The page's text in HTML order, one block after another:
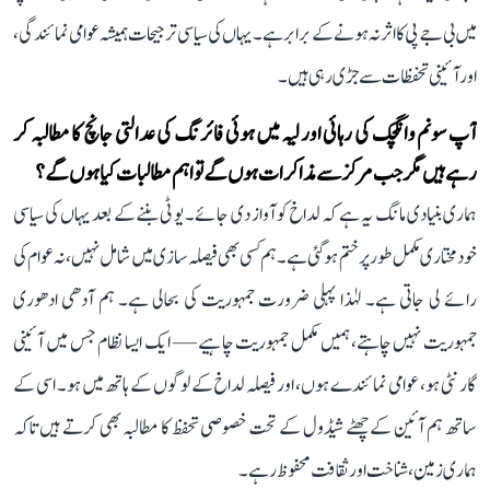
میں بی جے پی کا اثر نہ ہونے کے برابر ہے۔ یہاں کی سیاسی ترجیحات ہمیشہ عوامی نمائندگی،
اور آئینی تحفظات سے جڑی رہی ہیں۔
آپ سونم وانگچک کی رہائی اور لیہ میں ہوئی فائرنگ کی عدالتی جانچ کا مطالبہ کر
رہے ہیں مگر جب مرکز سے مذاکرات ہوں گے تو اہم مطالبات کیا ہوں گے؟
ہماری بنیادی مانگ یہ ہے کہ لداخ کو آواز دی جائے۔ یو ٹی بننے کے بعد یہاں کی سیاسی
خودمختاری مکمل طور پر ختم ہو گئی ہے۔ ہم کسی بھی فیصلہ سازی میں شامل نہیں، نہ عوام کی
رائے لی جاتی ہے۔ لہٰذا پہلی ضرورت جمہوریت کی بحالی ہے۔ ہم آدھی ادھوری
جمہوریت نہیں چاہتے، ہمیں مکمل جمہوریت چاہیے — ایک ایسا نظام جس میں آئینی
گارنٹی ہو، عوامی نمائندے ہوں، اور فیصلہ لداخ کے لوگوں کے ہاتھ میں ہو۔ اسی کے
ساتھ ہم آئین کے چھٹے شیڈول کے تحت خصوصی تحفظ کا مطالبہ بھی کرتے ہیں تاکہ
ہماری زمین، شناخت اور ثقافت محفوظ رہے۔